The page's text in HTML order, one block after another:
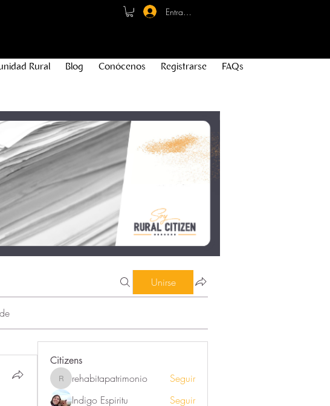
Entrar - Registro
Rural Blog Conócenos Registrarse FAQs
Unirse
Citizens
rehabitapatrimonio
rehabitapatrimonio
Seguir
Indigo Espiritu
Seguir